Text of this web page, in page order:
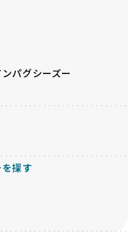
います。
査、食事や運動
環境が整ってい
います。これによ
けを厳選してい
でなく、ワンち
するブリーダー
ーの皆さんに安
くありません。
クス犬の繁殖を
理解し、飼い主
きる範囲での繁
じて安易にミッ
が不十分なこと
もあります。
通過程でワンち
パグシーズー
探す